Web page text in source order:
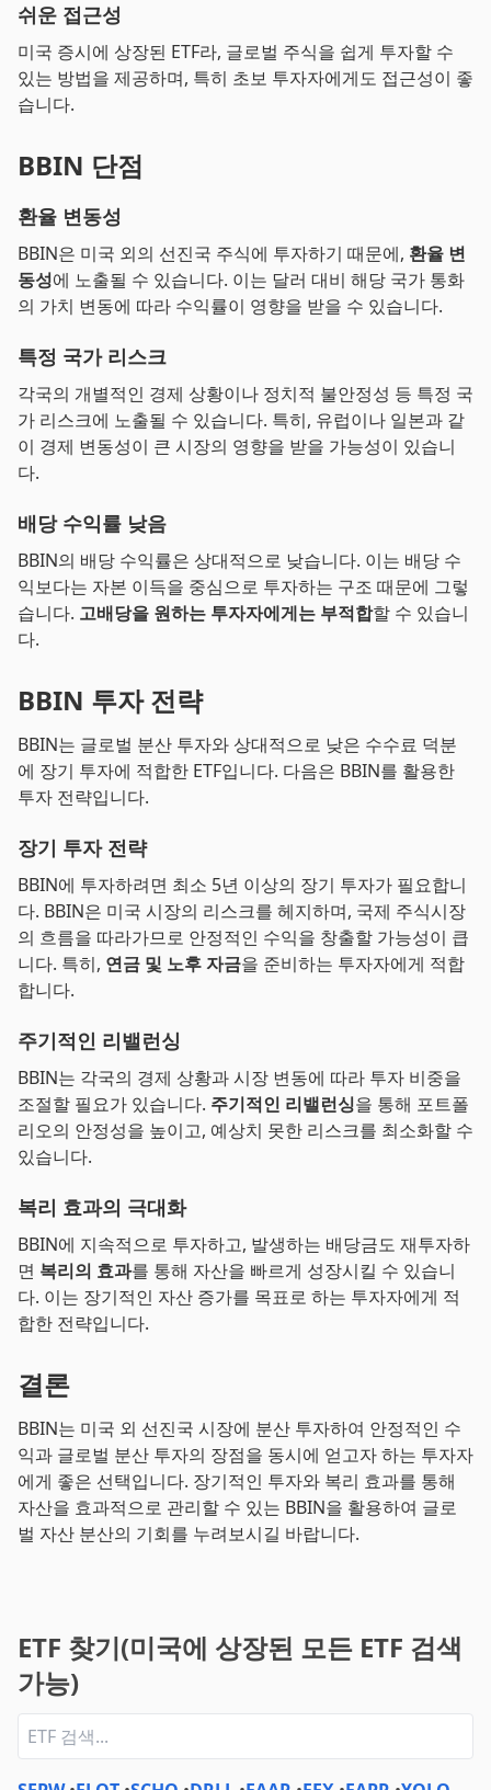
쉬운 접근성
미국 증시에 상장된 ETF라, 글로벌 주식을 쉽게 투자할 수
있는 방법을 제공하며, 특히 초보 투자자에게도 접근성이 좋
습니다.
BBIN 단점
환율 변동성
BBIN은 미국 외의 선진국 주식에 투자하기 때문에, 환율 변
동성에 노출될 수 있습니다. 이는 달러 대비 해당 국가 통화
의 가치 변동에 따라 수익률이 영향을 받을 수 있습니다.
특정 국가 리스크
각국의 개별적인 경제 상황이나 정치적 불안정성 등 특정 국
가 리스크에 노출될 수 있습니다. 특히, 유럽이나 일본과 같
이 경제 변동성이 큰 시장의 영향을 받을 가능성이 있습니
다.
배당 수익률 낮음
BBIN의 배당 수익률은 상대적으로 낮습니다. 이는 배당 수
익보다는 자본 이득을 중심으로 투자하는 구조 때문에 그렇
습니다. 고배당을 원하는 투자자에게는 부적합할 수 있습니
다.
BBIN 투자 전략
BBIN는 글로벌 분산 투자와 상대적으로 낮은 수수료 덕분
에 장기 투자에 적합한 ETF입니다. 다음은 BBIN를 활용한
투자 전략입니다.
장기 투자 전략
BBIN에 투자하려면 최소 5년 이상의 장기 투자가 필요합니
다. BBIN은 미국 시장의 리스크를 헤지하며, 국제 주식시장
의 흐름을 따라가므로 안정적인 수익을 창출할 가능성이 큽
니다. 특히, 연금 및 노후 자금을 준비하는 투자자에게 적합
합니다.
주기적인 리밸런싱
BBIN는 각국의 경제 상황과 시장 변동에 따라 투자 비중을
조절할 필요가 있습니다. 주기적인 리밸런싱을 통해 포트폴
리오의 안정성을 높이고, 예상치 못한 리스크를 최소화할 수
있습니다.
복리 효과의 극대화
BBIN에 지속적으로 투자하고, 발생하는 배당금도 재투자하
면 복리의 효과를 통해 자산을 빠르게 성장시킬 수 있습니
다. 이는 장기적인 자산 증가를 목표로 하는 투자자에게 적
합한 전략입니다.
결론
BBIN는 미국 외 선진국 시장에 분산 투자하여 안정적인 수
익과 글로벌 분산 투자의 장점을 동시에 얻고자 하는 투자자
에게 좋은 선택입니다. 장기적인 투자와 복리 효과를 통해
자산을 효과적으로 관리할 수 있는 BBIN을 활용하여 글로
벌 자산 분산의 기회를 누려보시길 바랍니다.
ETF 찾기(미국에 상장된 모든 ETF 검색
가능)